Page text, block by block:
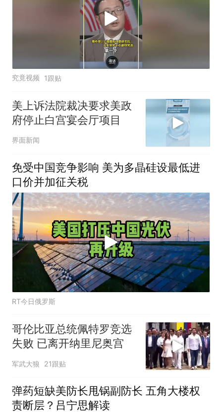
究竟视频 1跟贴
美上诉法院裁决要求美政
府停止白宫宴会厅项目
界面新闻
免受中国竞争影响 美为多晶硅设最低进
口价并加征关税
RT今日俄罗斯
哥伦比亚总统佩特罗竞选
失败 已离开纳里尼奥宫
军武大狼 21跟贴
弹药短缺美防长甩锅副防长 五角大楼权
责断层？吕宁思解读